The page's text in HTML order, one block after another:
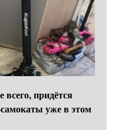
придётся
уже в этом